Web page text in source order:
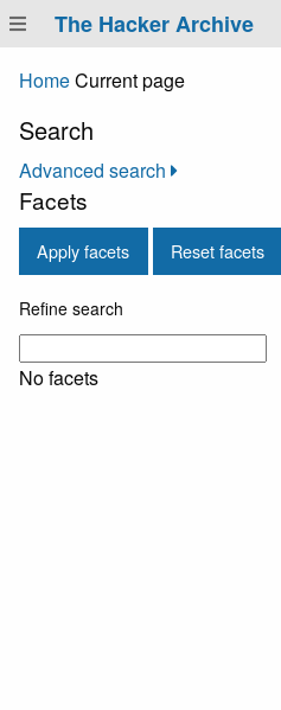
The Hacker Archive
HomeCurrent page
Search
Advanced search
Facets
Apply facets Reset facets
Refine search
No facets